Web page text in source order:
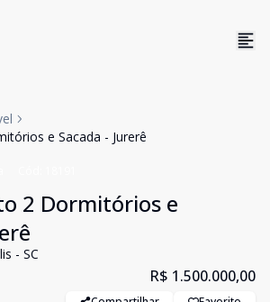
e Sacada - Jurerê
2 Dormitórios e
- SC
R$ 1.500.000,00